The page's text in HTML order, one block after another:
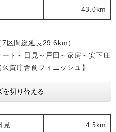
43.0km
7区間総延長29.6km）
ト～日見～戸田～家房～安下庄
賀庁舎前フィニッシュ】
を切り替える
見 4.5km